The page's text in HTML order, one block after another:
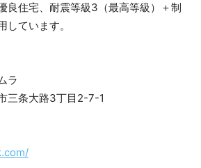
良住宅、耐震等級3（最高等級）＋制
しています。
ラ
三条大路3丁目2-7-1